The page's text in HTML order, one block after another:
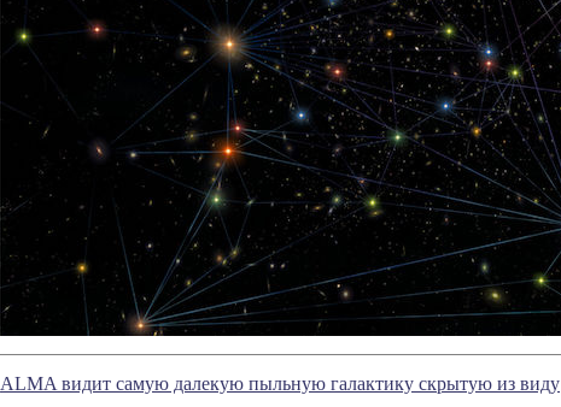
ALMA видит самую далекую пыльную галактику скрытую из виду